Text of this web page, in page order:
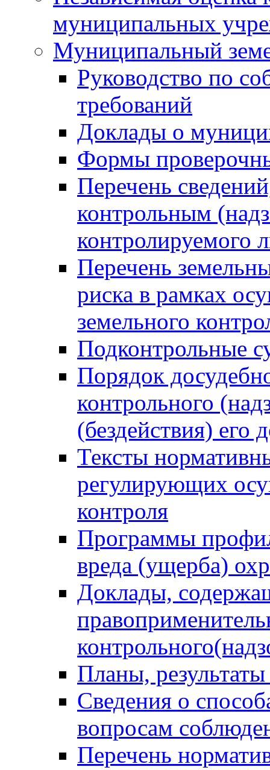
муниципальных
Муниципальный
Руководство по
требований
Доклады о
Формы
Перечень
контрольным
контролируемого
Перечень
риска в рамках
земельного
Подконтрольные
Порядок
контрольного
(бездействия)
Тексты
регулирующих
контроля
Программы
вреда (ущерба)
Доклады,
Планы,
Сведения о
вопросам
Перечень